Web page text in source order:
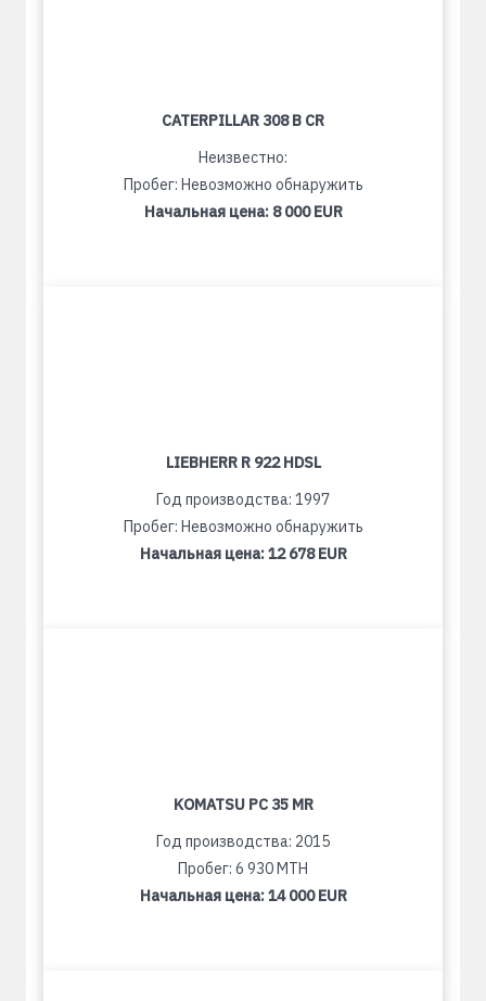
CATERPILLAR 308 B CR
Неизвестно:
Пробег: Невозможно обнаружить
Начальная цена: 8 000 EUR
LIEBHERR R 922 HDSL
Год производства: 1997
Пробег: Невозможно обнаружить
Начальная цена:12 678 EUR
KOMATSU PC 35 MR
Год производства: 2015
Пробег: 6 930 MTH
Начальная цена:14 000 EUR